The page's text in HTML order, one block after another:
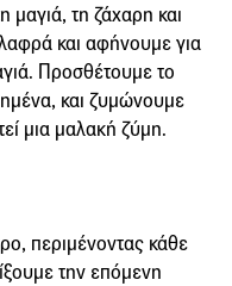
μαγιά, τη ζάχαρη και
και αφήνουμε για
Προσθέτουμε το
και ζυμώνουμε
μια μαλακή ζύμη.
περιμένοντας κάθε
την επόμενη